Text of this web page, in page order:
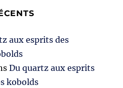
aux esprits des
Du quartz aux esprits
kobolds